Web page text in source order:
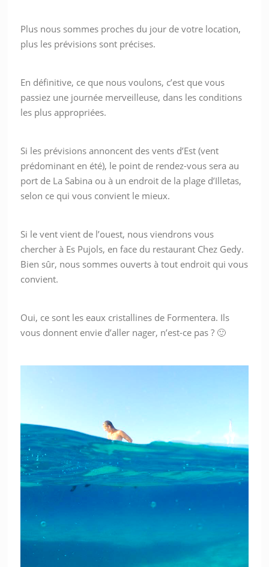
Plus nous sommes proches du jour de votre location,
plus les prévisions sont précises.
En définitive, ce que nous voulons, c’est que vous
passiez une journée merveilleuse, dans les conditions
les plus appropriées.
Si les prévisions annoncent des vents d’Est (vent
prédominant en été), le point de rendez-vous sera au
port de La Sabina ou à un endroit de la plage d’Illetas,
selon ce qui vous convient le mieux.
Si le vent vient de l’ouest, nous viendrons vous
chercher à Es Pujols, en face du restaurant Chez Gedy.
Bien sûr, nous sommes ouverts à tout endroit qui vous
convient.
Oui, ce sont les eaux cristallines de Formentera. Ils
vous donnent envie d’aller nager, n’est-ce pas ? 🙂